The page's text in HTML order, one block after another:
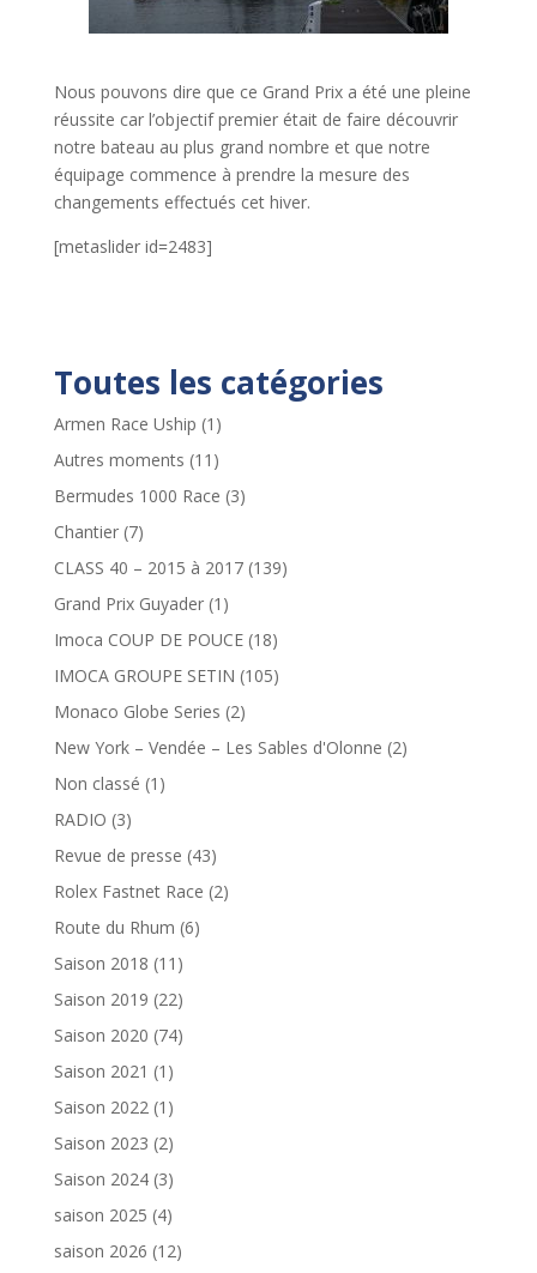
Nous pouvons dire que ce Grand Prix a été une pleine
réussite car l’objectif premier était de faire découvrir
notre bateau au plus grand nombre et que notre
équipage commence à prendre la mesure des
changements effectués cet hiver.
[metaslider id=2483]
Toutes les catégories
Armen Race Uship (1)
Autres moments (11)
Bermudes 1000 Race (3)
Chantier(7)
CLASS 40 – 2015 à 2017(139)
Grand Prix Guyader(1)
Imoca COUP DE POUCE(18)
IMOCA GROUPE SETIN (105)
Monaco Globe Series (2)
New York – Vendée – Les Sables d'Olonne (2)
Non classé (1)
RADIO (3)
Revue de presse (43)
Rolex Fastnet Race (2)
Route du Rhum (6)
Saison 2018 (11)
Saison 2019 (22)
Saison 2020 (74)
Saison 2021 (1)
Saison 2022(1)
Saison 2023 (2)
Saison 2024(3)
saison 2025 (4)
saison 2026 (12)